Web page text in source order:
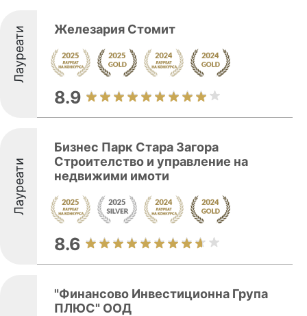
Лауреати Железария Стомит
8.9
Лауреати
Бизнес Парк Стара Загора
Строителство и управление на
недвижими имоти
8.6
"Финансово Инвестиционна Група
ПЛЮС" ООД